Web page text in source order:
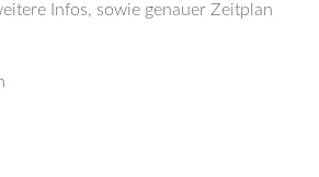
Infos, sowie genauer Zeitplan